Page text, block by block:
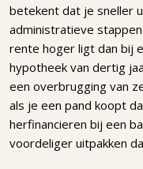
betekent dat je sneller
administratieve
rente hoger ligt dan bij
hypotheek van dertig
een overbrugging van
als je een pand koopt
herfinancieren bij een
voordeliger uitpakken